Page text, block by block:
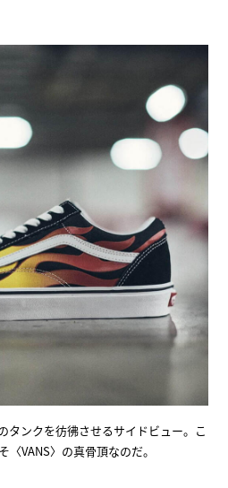
タンクを彷彿させるサイドビュー。こ
VANS〉の真骨頂なのだ。